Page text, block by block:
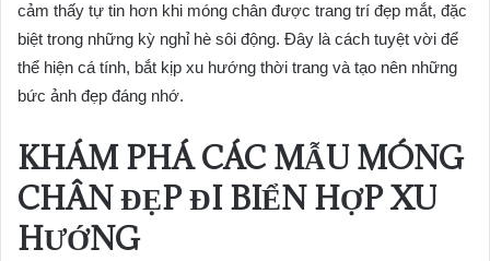
cảm thấy tự tin hơn khi móng chân được trang trí đẹp mắt, đặc
biệt trong những kỳ nghỉ hè sôi động. Đây là cách tuyệt vời để
thể hiện cá tính, bắt kịp xu hướng thời trang và tạo nên những
bức ảnh đẹp đáng nhớ.
KHÁM PHÁ CÁC MẪU MÓNG
CHÂN ĐẸP ĐI BIỂN HỢP XU
HƯỚNG